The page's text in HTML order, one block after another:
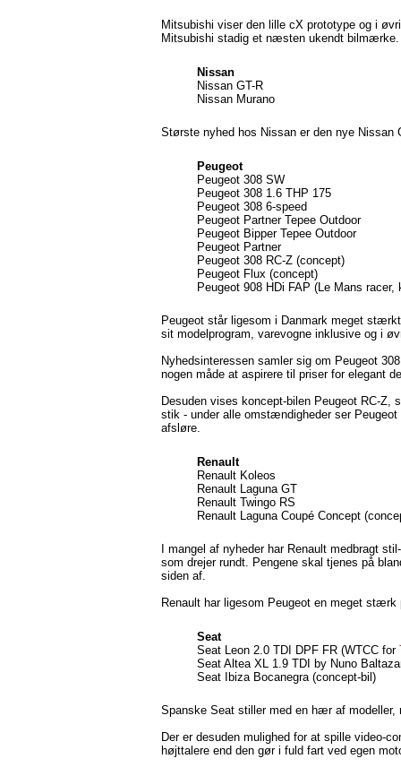
Mitsubishi viser den lille cX prototype og i
Mitsubishi stadig et næsten ukendt bilmærke.
Nissan
Nissan GT-R
Nissan Murano
Største nyhed hos Nissan er den nye Nissan
Peugeot
Peugeot 308 SW
Peugeot 308 1.6 THP 175
Peugeot 308 6-speed
Peugeot Partner Tepee Outdoor
Peugeot Bipper Tepee Outdoor
Peugeot Partner
Peugeot 308 RC-Z (concept)
Peugeot Flux (concept)
Peugeot 908 HDi FAP (Le Mans
Peugeot står ligesom i Danmark meget
sit modelprogram, varevogne inklusive og i
Nyhedsinteressen samler sig om Peugeot
nogen måde at aspirere til priser for elegant
Desuden vises koncept-bilen Peugeot RC-
stik - under alle omstændigheder ser Peugeot
afsløre.
Renault
Renault Koleos
Renault Laguna GT
Renault Twingo RS
Renault Laguna Coupé Concept
I mangel af nyheder har Renault medbragt
som drejer rundt. Pengene skal tjenes på
siden af.
Renault har ligesom Peugeot en meget
Seat
Seat Leon 2.0 TDI DPF FR (WTCC for
Seat Altea XL 1.9 TDI by Nuno
Seat Ibiza Bocanegra (concept-bil)
Spanske Seat stiller med en hær af modeller,
Der er desuden mulighed for at spille video-
højttalere end den gør i fuld fart ved egen